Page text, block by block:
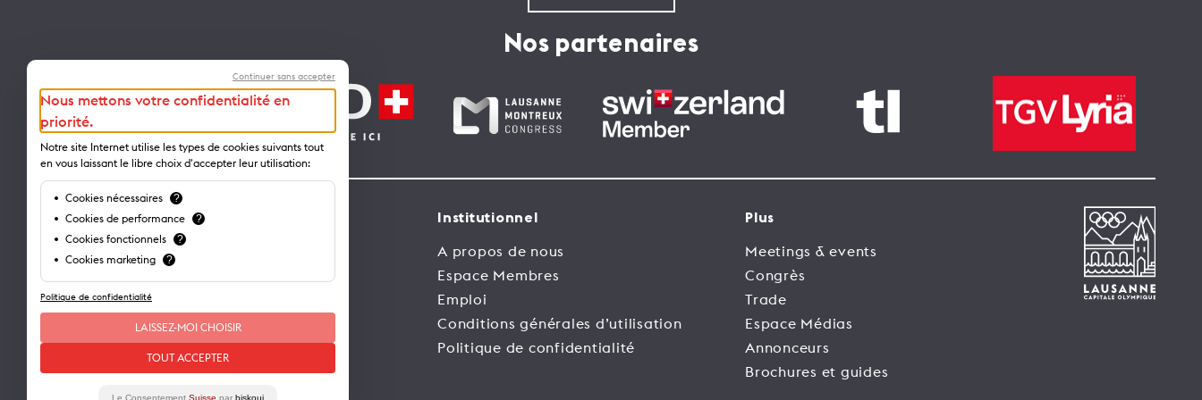
Nos partenaires
Contact
Lausanne Tourisme – administration
1001 Lausanne – Suisse
info@lausanne-tourisme.ch
+41 21 613 73 73
Où nous trouver ?
Institutionnel
A propos de nous
Espace Membres
Emploi
Conditions générales d’utilisation
Politique de confidentialité
Plus
Meetings & events
Congrès
Trade
Espace Médias
Annonceurs
Brochures et guides
Continuer sans accepter
Nous mettons votre confidentialité en
priorité.
Notre site Internet utilise les types de cookies suivants tout
en vous laissant le libre choix d'accepter leur utilisation:
Cookies nécessaires ?
Cookies de performance ?
Cookies fonctionnels ?
Cookies marketing ?
Politique de confidentialité
LAISSEZ-MOI CHOISIR
TOUT ACCEPTER
Le Consentement Suisse par biskoui